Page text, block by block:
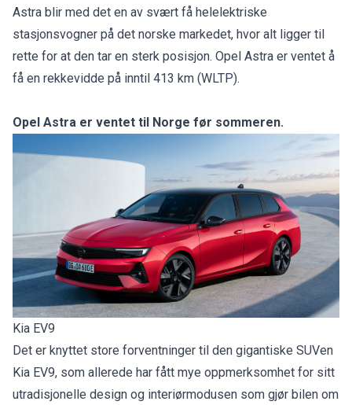
Astra blir med det en av svært få helelektriske
stasjonsvogner på det norske markedet, hvor alt ligger til
rette for at den tar en sterk posisjon. Opel Astra er ventet å
få en rekkevidde på inntil 413 km (WLTP).
Opel Astra er ventet til Norge før sommeren.
Kia EV9
Det er knyttet store forventninger til den gigantiske SUVen
Kia EV9, som allerede har fått mye oppmerksomhet for sitt
utradisjonelle design og interiørmodusen som gjør bilen om